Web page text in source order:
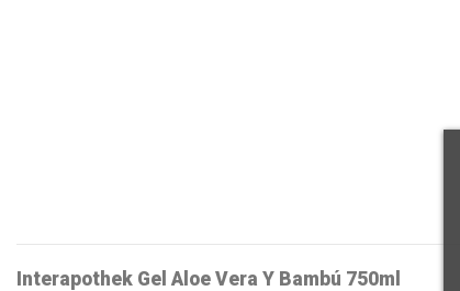
Interapothek Gel Aloe Vera Y Bambú 750ml